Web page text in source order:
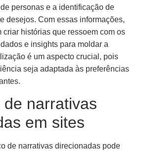
personas e a identificação de
desejos. Com essas informações,
criar histórias que ressoem com os
e insights para moldar a
é um aspecto crucial, pois
seja adaptada às preferências
de narrativas
em sites
de narrativas direcionadas pode